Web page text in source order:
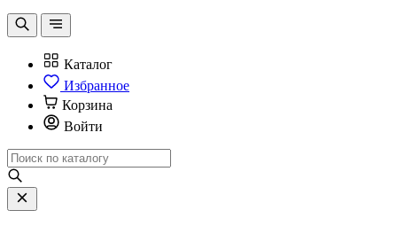
Каталог
Избранное
Корзина
Войти